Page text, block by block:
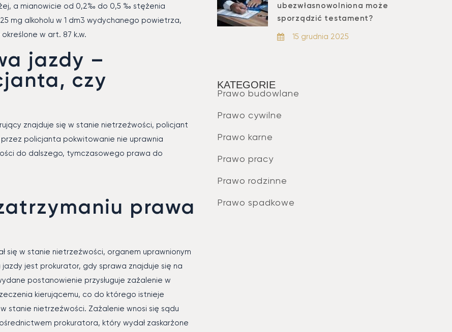
a mianowicie od 0,2‰ do 0,5 ‰ stężenia
mg alkoholu w 1 dm3 wydychanego powietrza,
w art. 87 k.w.
jazdy –
czy
znajduje się w stanie nietrzeźwości, policjant
policjanta pokwitowanie nie uprawnia
do dalszego, tymczasowego prawa do
prawa
się w stanie nietrzeźwości, organem uprawnionym
jest prokurator, gdy sprawa znajduje się na
postanowienie przysługuje zażalenie w
kierującemu, co do którego istnieje
stanie nietrzeźwości. Zażalenie wnosi się sądu
prokuratora, który wydał zaskarżone
ubezwłasnowolniona może
sporządzić testament?
15 grudnia 2025
KATEGORIE
Prawo budowlane
Prawo cywilne
Prawo karne
Prawo pracy
Prawo rodzinne
Prawo spadkowe